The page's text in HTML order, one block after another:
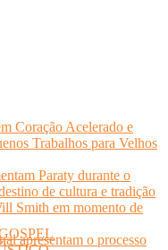
Coração Acelerado e
Trabalhos para Velhos
Paraty durante o
de cultura e tradição
Smith em momento de
apresentam o processo